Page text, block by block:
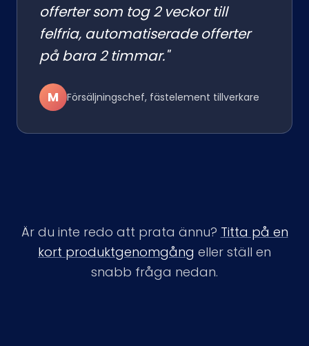
offerter som tog 2 veckor till
felfria, automatiserade offerter
på bara 2 timmar."
M Försäljningschef, fästelement tillverkare
Är du inte redo att prata ännu? Titta på en
kort produktgenomgång eller ställ en
snabb fråga nedan.